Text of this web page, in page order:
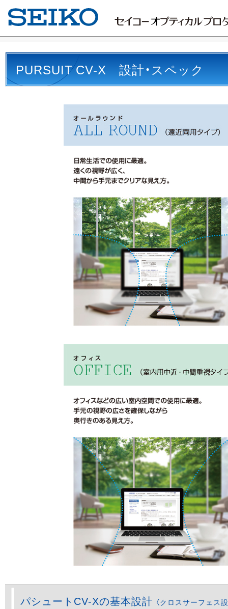
PURSUIT CV-X 設計・スペック
パシュートCV-Xの基本設計 〈クロスサーフェス